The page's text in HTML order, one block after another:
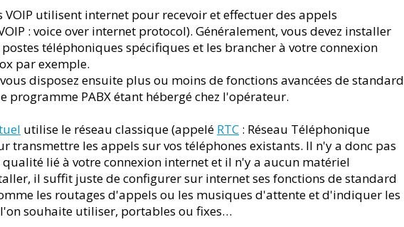
VOIP utilisent internet pour recevoir et effectuer des appels
: voice over internet protocol). Généralement, vous devez installer
téléphoniques spécifiques et les brancher à votre connexion
par exemple.
disposez ensuite plus ou moins de fonctions avancées de standard
programme PABX étant hébergé chez l'opérateur.
utilise le réseau classique (appelé RTC : Réseau Téléphonique
transmettre les appels sur vos téléphones existants. Il n'y a donc pas
lié à votre connexion internet et il n'y a aucun matériel
il suffit juste de configurer sur internet ses fonctions de standard
les routages d'appels ou les musiques d'attente et d'indiquer les
souhaite utiliser, portables ou fixes…